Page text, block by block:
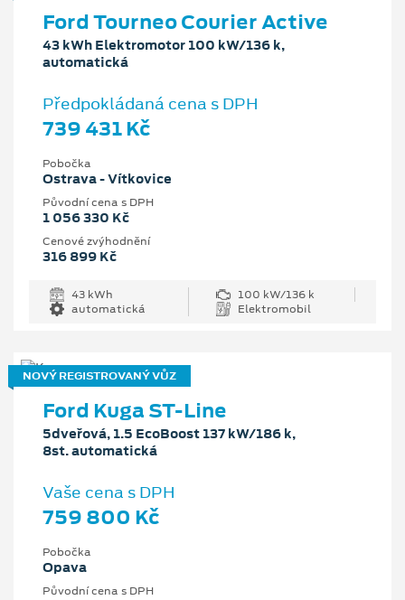
Ford Tourneo Courier Active
43 kWh Elektromotor 100 kW/136 k,
automatická
Předpokládaná cena s DPH
739 431 Kč
Pobočka
Ostrava - Vítkovice
Původní cena s DPH
1 056 330 Kč
Cenové zvýhodnění
316 899 Kč
43 kWh
100 kW/136 k
automatická
Elektromobil
NOVÝ REGISTROVANÝ VŮZ
Ford Kuga ST-Line
5dveřová, 1.5 EcoBoost 137 kW/186 k,
8st. automatická
Vaše cena s DPH
759 800 Kč
Pobočka
Opava
Původní cena s DPH